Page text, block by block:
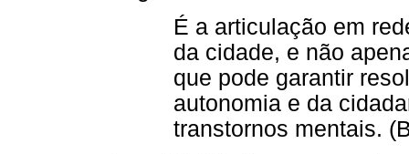
É a articulação em
da cidade, e não
que pode garantir
autonomia e da
transtornos mentais.